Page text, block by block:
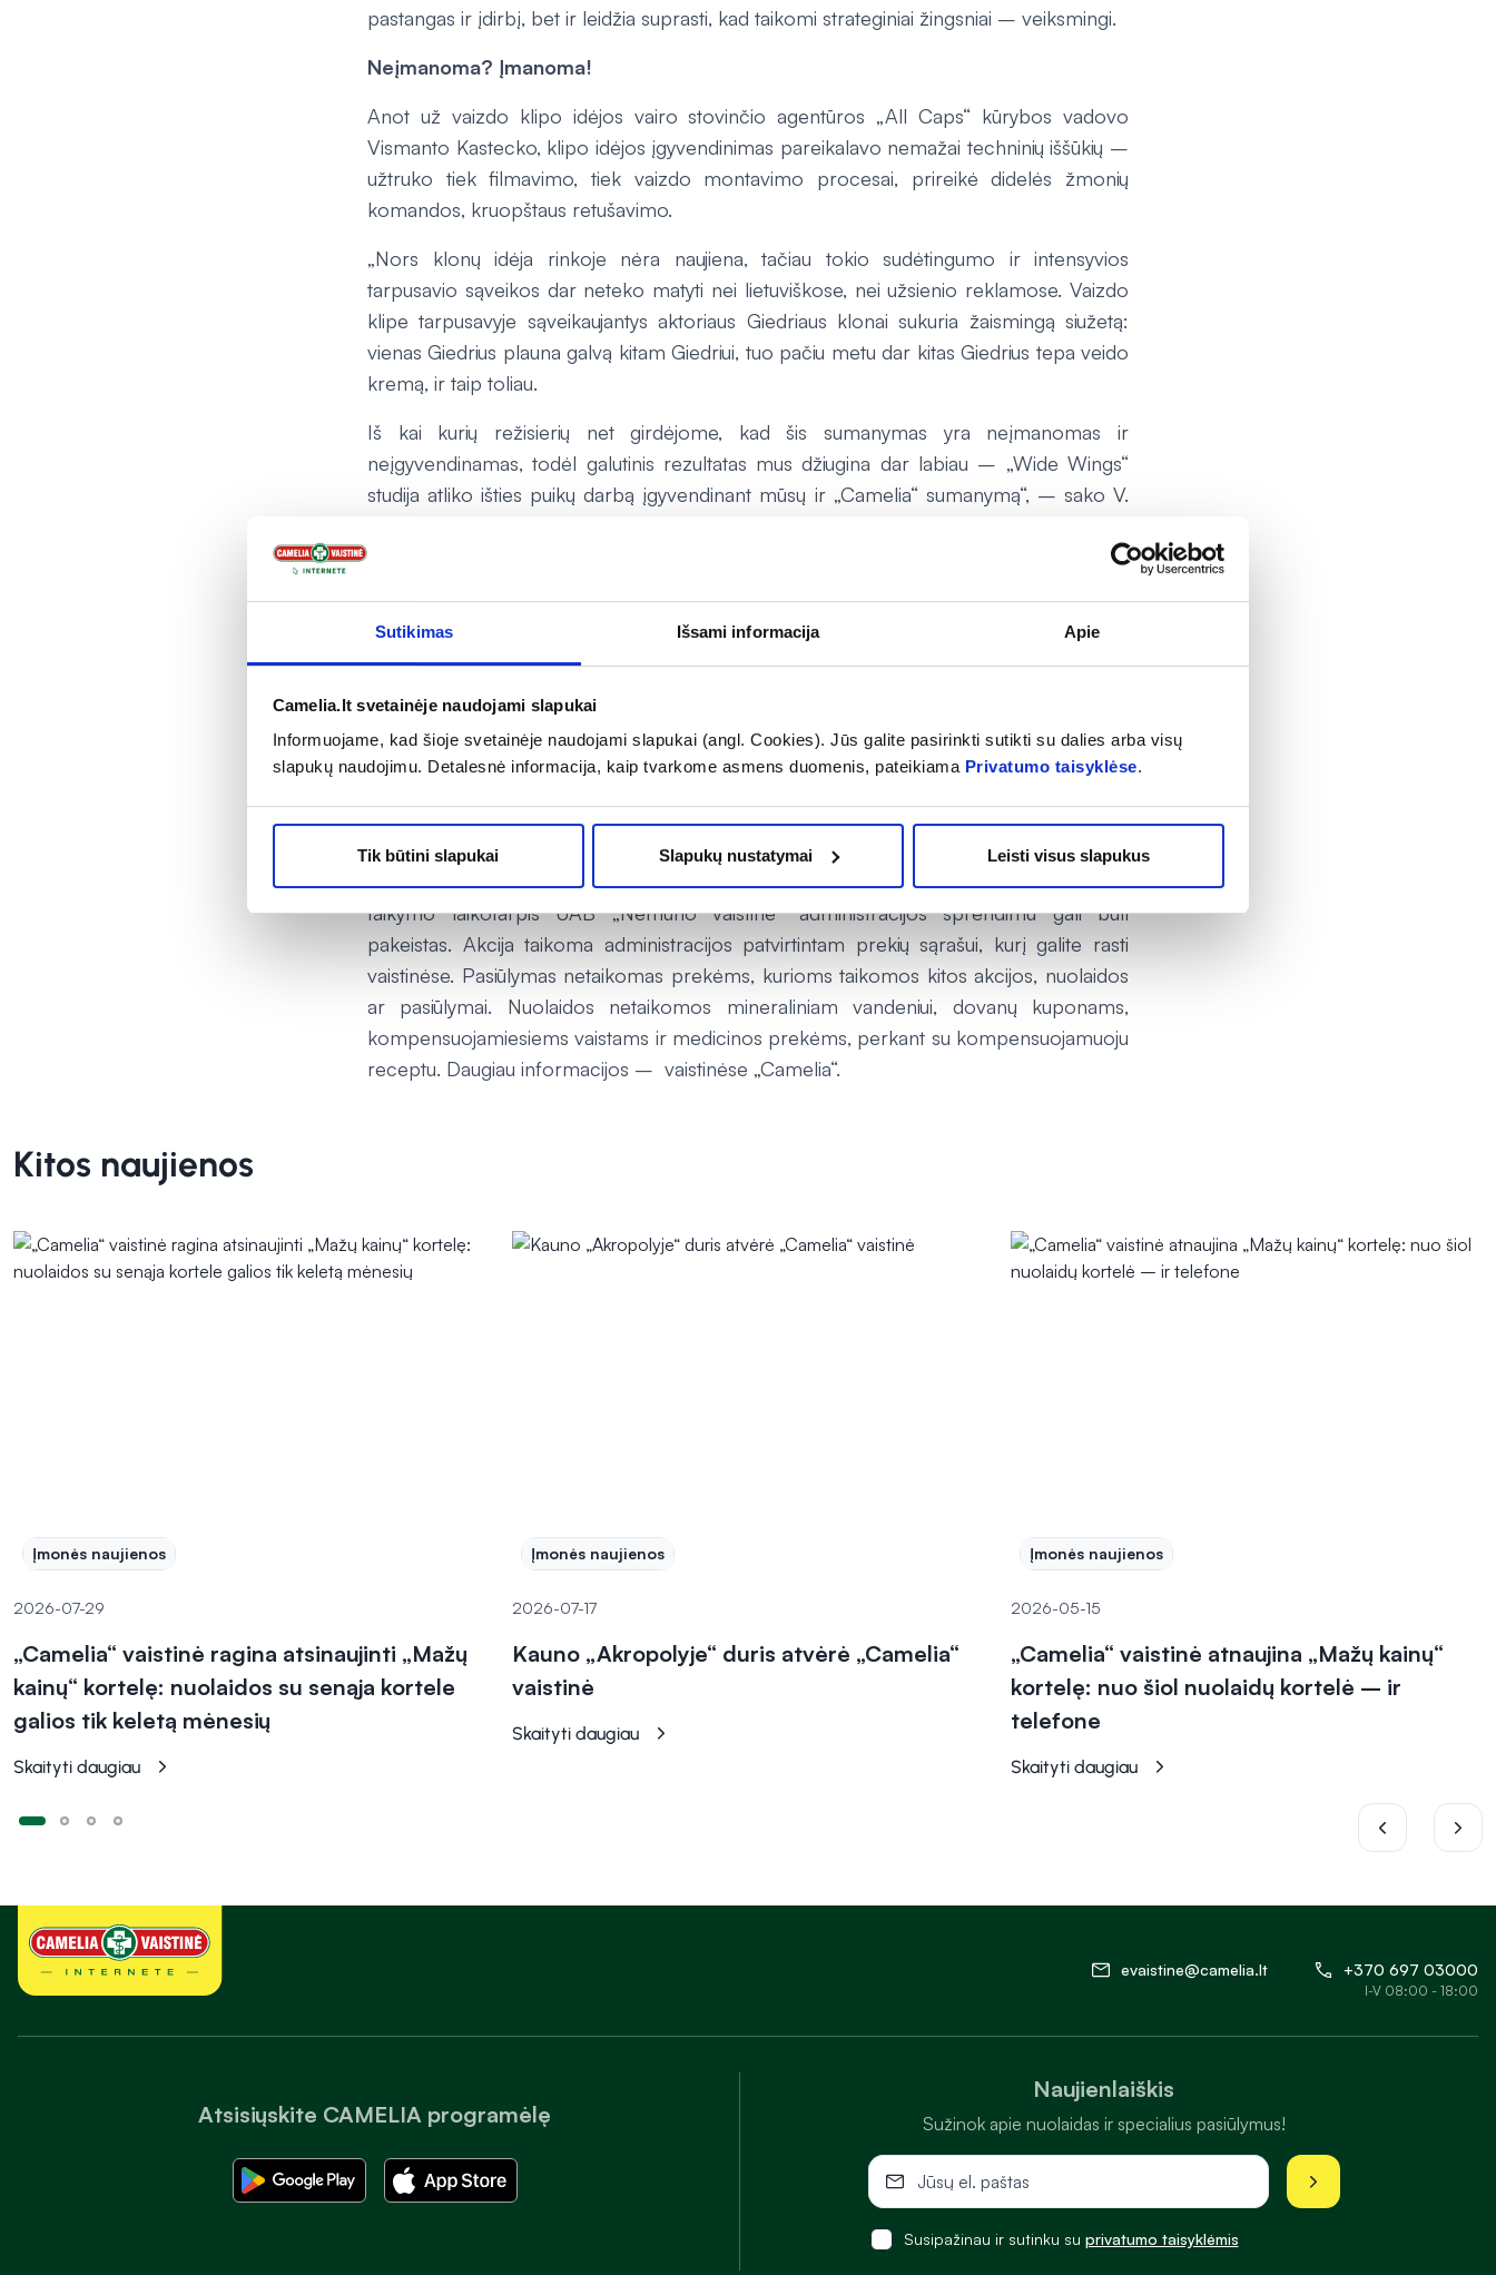
Sutikimas Išsami informacija Apie
Camelia.lt svetainėje naudojami slapukai
Informuojame, kad šioje svetainėje naudojami slapukai (angl. Cookies). Jūs galite pasirinkti sutikti su dalies arba visų
slapukų naudojimu. Detalesnė informacija, kaip tvarkome asmens duomenis, pateikiama Privatumo taisyklėse.
Tik būtini slapukai Slapukų nustatymai Leisti visus slapukus
pastangas ir įdirbį, bet ir leidžia suprasti, kad taikomi strateginiai žingsniai – veiksmingi.
Neįmanoma? Įmanoma!
Anot už vaizdo klipo idėjos vairo stovinčio agentūros „All Caps“ kūrybos vadovo
Vismanto Kastecko, klipo idėjos įgyvendinimas pareikalavo nemažai techninių iššūkių –
užtruko tiek filmavimo, tiek vaizdo montavimo procesai, prireikė didelės žmonių
komandos, kruopštaus retušavimo.
„Nors klonų idėja rinkoje nėra naujiena, tačiau tokio sudėtingumo ir intensyvios
tarpusavio sąveikos dar neteko matyti nei lietuviškose, nei užsienio reklamose. Vaizdo
klipe tarpusavyje sąveikaujantys aktoriaus Giedriaus klonai sukuria žaismingą siužetą:
vienas Giedrius plauna galvą kitam Giedriui, tuo pačiu metu dar kitas Giedrius tepa veido
kremą, ir taip toliau.
Iš kai kurių režisierių net girdėjome, kad šis sumanymas yra neįmanomas ir
neįgyvendinamas, todėl galutinis rezultatas mus džiugina dar labiau – „Wide Wings“
studija atliko išties puikų darbą įgyvendinant mūsų ir „Camelia“ sumanymą“, – sako V.
visiems „Mažų kainų“ kortelę turintiems pacientams. Jų metu nuolaidos įvairioms
prekėms gali siekti net iki 30 proc. Tuo tarpu turintiems „Mažų kainų“ kortelę su
specialia „Senjoro“ ar „Kartu vienas dėl kito“ žyma, nuolaidos taikomos visą dieną ir nuo
pirmos prekės, nepriklausomai nuo jų kiekio.
play_circle
Pasiūlymai galioja kiekvieną dieną (įskaitant savaitgalius), atsižvelgiant į vaistinių „Camelia“
darbo laiką. Nuolaidos (maisto papildams -30%, vaistams iki -10 %, kosmetikai -20 %,
kitoms prekėms iki -10 %) taikomos perkant su „Mažų kainų“ kortele. Nuolaidos
taikymo laikotarpis UAB „Nemuno vaistinė“ administracijos sprendimu gali būti
pakeistas. Akcija taikoma administracijos patvirtintam prekių sąrašui, kurį galite rasti
vaistinėse. Pasiūlymas netaikomas prekėms, kurioms taikomos kitos akcijos, nuolaidos
ar pasiūlymai. Nuolaidos netaikomos mineraliniam vandeniui, dovanų kuponams,
kompensuojamiesiems vaistams ir medicinos prekėms, perkant su kompensuojamuoju
receptu. Daugiau informacijos – vaistinėse „Camelia“.
Kitos naujienos
Įmonės naujienos
2026-07-29
„Camelia“ vaistinė ragina atsinaujinti „Mažų
kainų“ kortelę: nuolaidos su senąja kortele
galios tik keletą mėnesių
Skaityti daugiau
Įmonės naujienos
2026-07-17
Kauno „Akropolyje“ duris atvėrė „Camelia“
vaistinė
Skaityti daugiau
Įmonės naujienos
2026-05-15
„Camelia“ vaistinė atnaujina „Mažų kainų“
kortelę: nuo šiol nuolaidų kortelė – ir
telefone
Skaityti daugiau
Atsisiųskite CAMELIA programėlę
Naujienlaiškis
Sužinok apie nuolaidas ir specialius pasiūlymus!
Susipažinau ir sutinku su privatumo taisyklėmis
evaistine@camelia.lt +370 697 03000
I-V 08:00 - 18:00